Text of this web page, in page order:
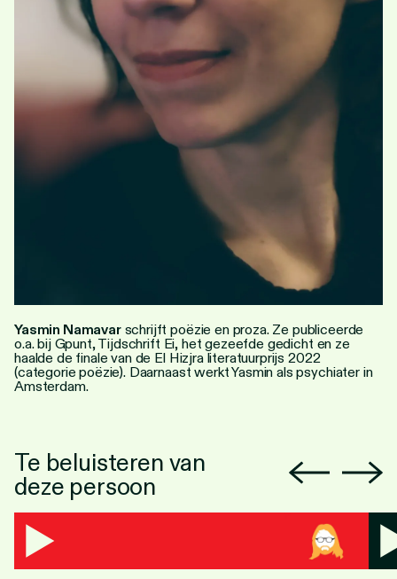
Yasmin Namavarschrijft poëzie en proza. Ze publiceerde
o.a. bij Gpunt, Tijdschrift Ei, het gezeefde gedicht en ze
haalde de finale van de El Hizjra literatuurprijs 2022
(categorie poëzie). Daarnaast werkt Yasmin als psychiater in
Amsterdam.
Te beluisteren van
deze persoon
Personen
Toegankelijkheid
Stadsdichter